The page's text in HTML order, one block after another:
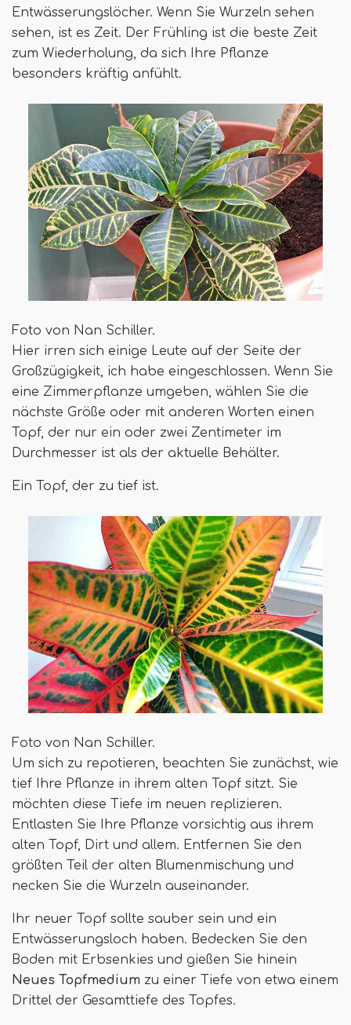
Entwässerungslöcher. Wenn Sie Wurzeln sehen
sehen, ist es Zeit. Der Frühling ist die beste Zeit
zum Wiederholung, da sich Ihre Pflanze
besonders kräftig anfühlt.
Foto von Nan Schiller.
Hier irren sich einige Leute auf der Seite der
Großzügigkeit, ich habe eingeschlossen. Wenn Sie
eine Zimmerpflanze umgeben, wählen Sie die
nächste Größe oder mit anderen Worten einen
Topf, der nur ein oder zwei Zentimeter im
Durchmesser ist als der aktuelle Behälter.
Ein Topf, der zu tief ist.
Foto von Nan Schiller.
Um sich zu repotieren, beachten Sie zunächst, wie
tief Ihre Pflanze in ihrem alten Topf sitzt. Sie
möchten diese Tiefe im neuen replizieren.
Entlasten Sie Ihre Pflanze vorsichtig aus ihrem
alten Topf, Dirt und allem. Entfernen Sie den
größten Teil der alten Blumenmischung und
necken Sie die Wurzeln auseinander.
Ihr neuer Topf sollte sauber sein und ein
Entwässerungsloch haben. Bedecken Sie den
Boden mit Erbsenkies und gießen Sie hinein
Neues Topfmedium zu einer Tiefe von etwa einem
Drittel der Gesamttiefe des Topfes.